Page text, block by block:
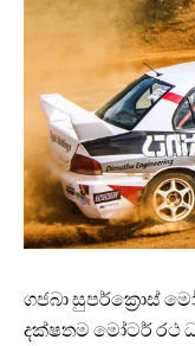
ගජබා සුපර්ක්‍රොස්
දක්ෂතම මෝටර් රථ